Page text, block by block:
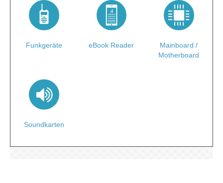
Funkgeräte
A
eBook Reader
Mainboard /
Motherboard
Soundkarten